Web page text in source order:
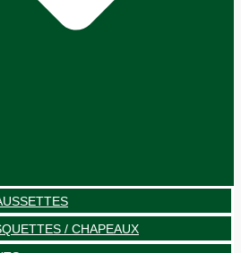
/ CHAPEAUX